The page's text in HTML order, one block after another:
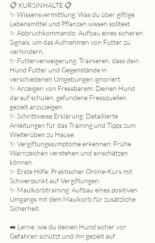
📋 KURSINHALTE 📋
✨ Wissensvermittlung: Was du über giftige
Lebensmittel und Pflanzen wissen solltest.
✨ Abbruchkommando: Aufbau eines sicheren
Signals, um das Aufnehmen von Futter zu
verhindern.
✨ Futterverweigerung: Trainieren, dass dein
Hund Futter und Gegenstände in
verschiedenen Umgebungen ignoriert.
✨ Anzeigen von Fressbarem: Deinen Hund
darauf schulen, gefundene Fressquellen
gezielt anzuzeigen.
✨ Schrittweise Erklärung: Detaillierte
Anleitungen für das Training und Tipps zum
Weiterüben zu Hause.
✨ Vergiftungssymptome erkennen: Frühe
Warnzeichen verstehen und einschätzen
können.
✨ Erste Hilfe: Praktischer Online-Kurs mit
Schwerpunkt auf Vergiftungen.
✨ Maulkorbtraining: Aufbau eines positiven
Umgangs mit dem Maulkorb für zusätzliche
Sicherheit.
➡️ Lerne, wie du deinen Hund sicher vor
Gefahren schützt und ihn gezielt auf